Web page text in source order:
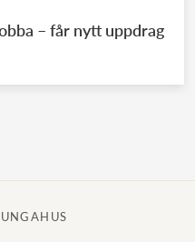
– får nytt uppdrag